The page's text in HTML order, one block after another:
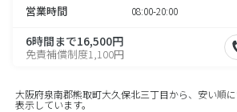
営業時間 08:00-20:00
6時間まで16,500円
免責補償制度1,100円
大阪府泉南郡熊取町大久保北三丁目から、安い順
表示しています。